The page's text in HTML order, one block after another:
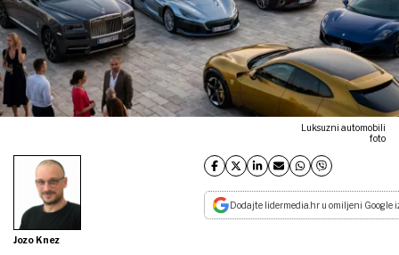
Luksuzni automobili
foto
Jozo Knez
Dodajte lidermedia.hr u omiljeni Google